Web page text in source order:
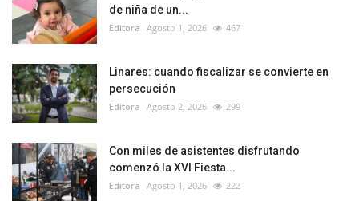
de niña de un...
Editora Agosto 1, 2026 467
Linares: cuando fiscalizar se convierte en
persecución
Editora Agosto 2, 2026 299
Con miles de asistentes disfrutando
comenzó la XVI Fiesta...
Editora Agosto 1, 2026 222